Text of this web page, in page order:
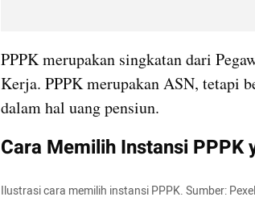
PPPK merupakan singkatan dari
Kerja. PPPK merupakan ASN, tetapi
dalam hal uang pensiun.
Cara Memilih Instansi PPPK
Ilustrasi cara memilih instansi PPPK. Sumber: